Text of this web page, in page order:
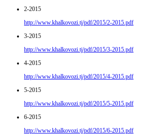
2-2015
http://www.khalkovozi.tj/pdf/2015/2-2015.pdf
3-2015
http://www.khalkovozi.tj/pdf/2015/3-2015.pdf
4-2015
http://www.khalkovozi.tj/pdf/2015/4-2015.pdf
5-2015
http://www.khalkovozi.tj/pdf/2015/5-2015.pdf
6-2015
http://www.khalkovozi.tj/pdf/2015/6-2015.pdf